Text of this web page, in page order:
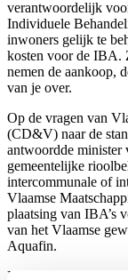
verantwoordelijk
Individuele
inwoners gelijk te
kosten voor de IBA.
nemen de aankoop,
van je over.
Op de vragen van
(CD&V) naar de
antwoordde
gemeentelijke
intercommunale of
Vlaamse
plaatsing van IBA’s
van het Vlaamse
Aquafin.
Binnen de